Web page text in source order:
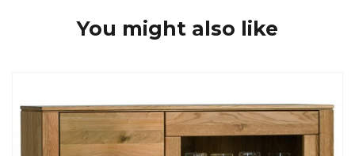
You might also like